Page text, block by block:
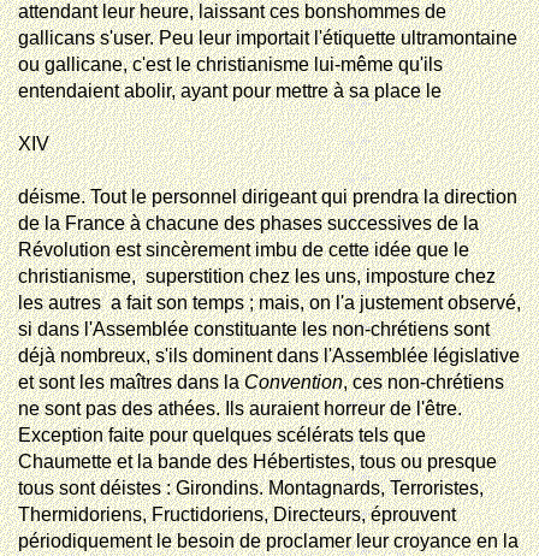
attendant leur heure, laissant ces bonshommes de
gallicans s'user. Peu leur importait l'étiquette ultramontaine
ou gallicane, c'est le christianisme lui-même qu'ils
entendaient abolir, ayant pour mettre à sa place le
XIV
déisme. Tout le personnel dirigeant qui prendra la direction
de la France à chacune des phases successives de la
Révolution est sincèrement imbu de cette idée que le
christianisme,  superstition chez les uns, imposture chez
les autres  a fait son temps ; mais, on l'a justement observé,
si dans l'Assemblée constituante les non-chrétiens sont
déjà nombreux, s'ils dominent dans l'Assemblée législative
et sont les maîtres dans laConvention, ces non-chrétiens
ne sont pas des athées. Ils auraient horreur de l'être.
Exception faite pour quelques scélérats tels que
Chaumette et la bande des Hébertistes, tous ou presque
tous sont déistes : Girondins. Montagnards, Terroristes,
Thermidoriens, Fructidoriens, Directeurs,éprouvent
périodiquement le besoin de proclamer leur croyance en la